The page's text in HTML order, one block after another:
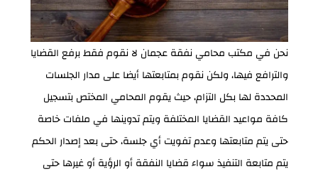
نحن في مكتب محامي نفقة عجمان لا نقوم فقط برفع القضايا
والترافع فيها، ولكن نقوم بمتابعتها أيضا على مدار الجلسات
المحددة لها بكل التزام، حيث يقوم المحامي المختص بتسجيل
كافة مواعيد القضايا المختلفة ويتم تدوينها في ملفات خاصة
حتى يتم متابعتها وعدم تفويت أي جلسة، حتى بعد إصدار الحكم
يتم متابعة التنفيذ سواء قضايا النفقة أو الرؤية أو غيرها حتى